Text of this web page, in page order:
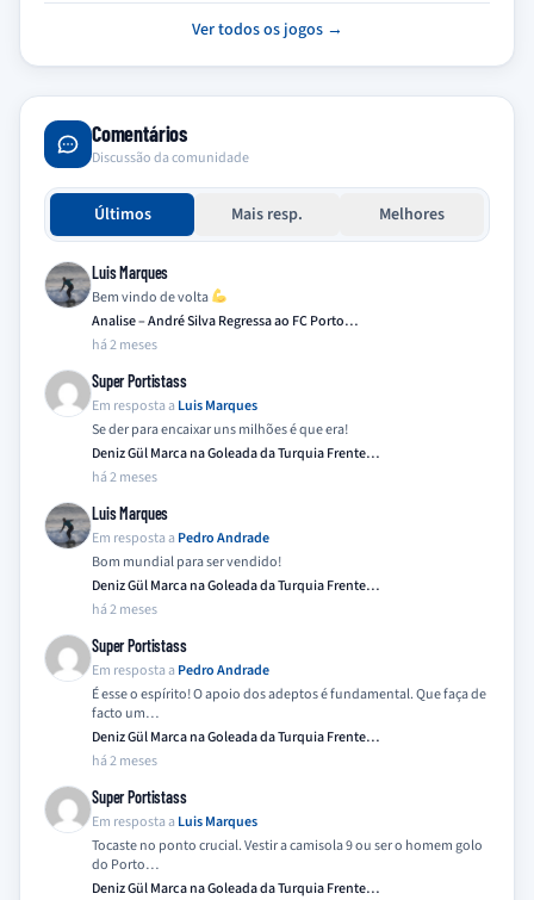
Ver todos os jogos →
Comentários
Discussão da comunidade
Últimos Mais resp. Melhores
Luis Marques
Bem vindo de volta
Analise – André Silva Regressa ao FC Porto…
há 2 meses
Super Portistass
Em resposta a Luis Marques
Se der para encaixar uns milhões é que era!
Deniz Gül Marca na Goleada da Turquia Frente…
há 2 meses
Luis Marques
Em resposta a Pedro Andrade
Bom mundial para ser vendido!
Deniz Gül Marca na Goleada da Turquia Frente…
há 2 meses
Super Portistass
Em resposta a Pedro Andrade
É esse o espírito! O apoio dos adeptos é fundamental. Que faça de
facto um…
Deniz Gül Marca na Goleada da Turquia Frente…
há 2 meses
Super Portistass
Em resposta a Luis Marques
Tocaste no ponto crucial. Vestir a camisola 9 ou ser o homem golo
do Porto…
Deniz Gül Marca na Goleada da Turquia Frente…